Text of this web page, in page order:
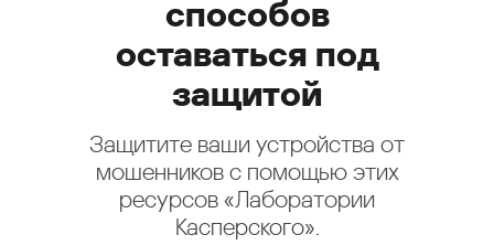
способов
оставаться под
защитой
Защитите ваши устройства от
мошенников с помощью этих
ресурсов «Лаборатории
Касперского».